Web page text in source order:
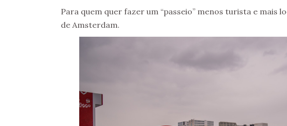
Para quem quer fazer um “passeio” menos turista e mais
de Amsterdam.